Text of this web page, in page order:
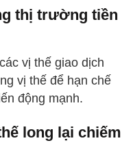
thị trường tiền
vị thế giao dịch
vị thế để hạn chế
động mạnh.
long lại chiếm